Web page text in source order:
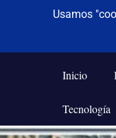
Saltar
De
Frases,
Humor,
Tecnología
y
Inicio
Tecnología